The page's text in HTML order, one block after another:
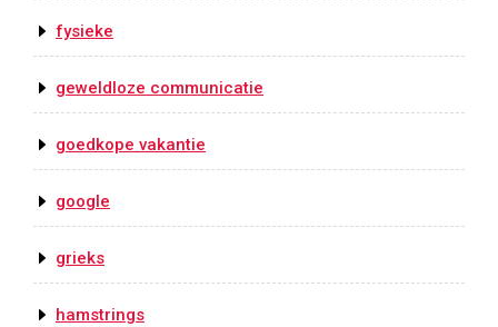
fysieke
geweldloze communicatie
goedkope vakantie
google
grieks
hamstrings